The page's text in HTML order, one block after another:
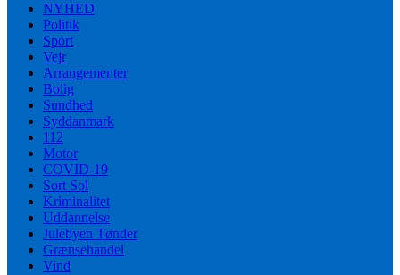
NYHED
Politik
Sport
Vejr
Arrangementer
Bolig
Sundhed
Syddanmark
112
Motor
COVID-19
Sort Sol
Kriminalitet
Uddannelse
Julebyen Tønder
Grænsehandel
Vind